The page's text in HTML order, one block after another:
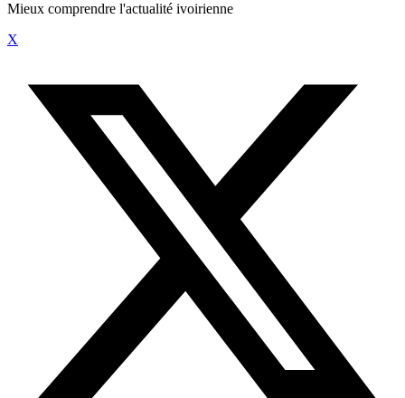
Mieux comprendre l'actualité ivoirienne
X